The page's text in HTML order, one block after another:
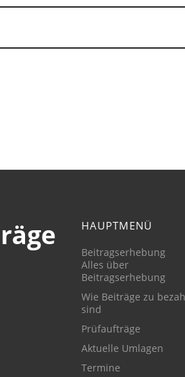
HAUPTMENÜ
Beitragserhebung
Alles über
Beitragserhebung
Wie Beiträge zu
sind
Prüfaufträge
Aktuelle Umlagen
Termine